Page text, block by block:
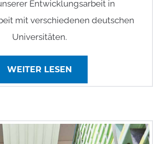
Entwicklungsarbeit in
mit verschiedenen deutschen
Universitäten.
WEITER LESEN